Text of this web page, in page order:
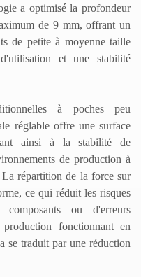
a optimisé la profondeur
de 9 mm, offrant un
de petite à moyenne taille
et une stabilité
à poches peu
réglable offre une surface
ainsi à la stabilité de
de production à
La répartition de la force sur
ce qui réduit les risques
ou d'erreurs
fonctionnant en
se traduit par une réduction